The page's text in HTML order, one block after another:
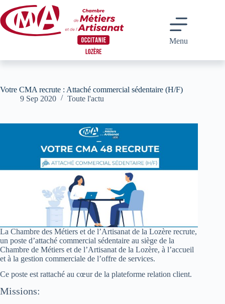
au
contenu
Menu
Votre CMA recrute : Attaché commercial sédentaire (H/F)
9 Sep 2020
Toute l'actu
La Chambre des Métiers et de l’Artisanat de la Lozère recrute,
un poste d’attaché commercial sédentaire au siège de la
Chambre de Métiers et de l’Artisanat de la Lozère, à l’accueil
et à la gestion commerciale de l’offre de services.
Ce poste est rattaché au cœur de la plateforme relation client.
Missions: